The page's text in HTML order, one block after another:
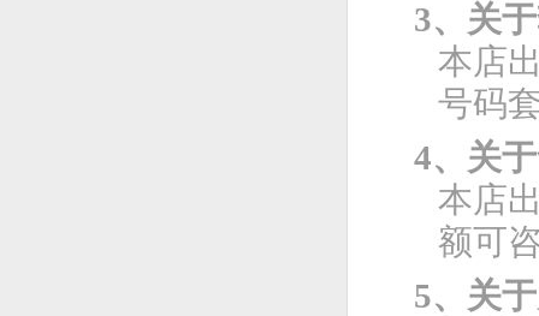
3、关
本店
号码
4、关
本店
额可
5、关